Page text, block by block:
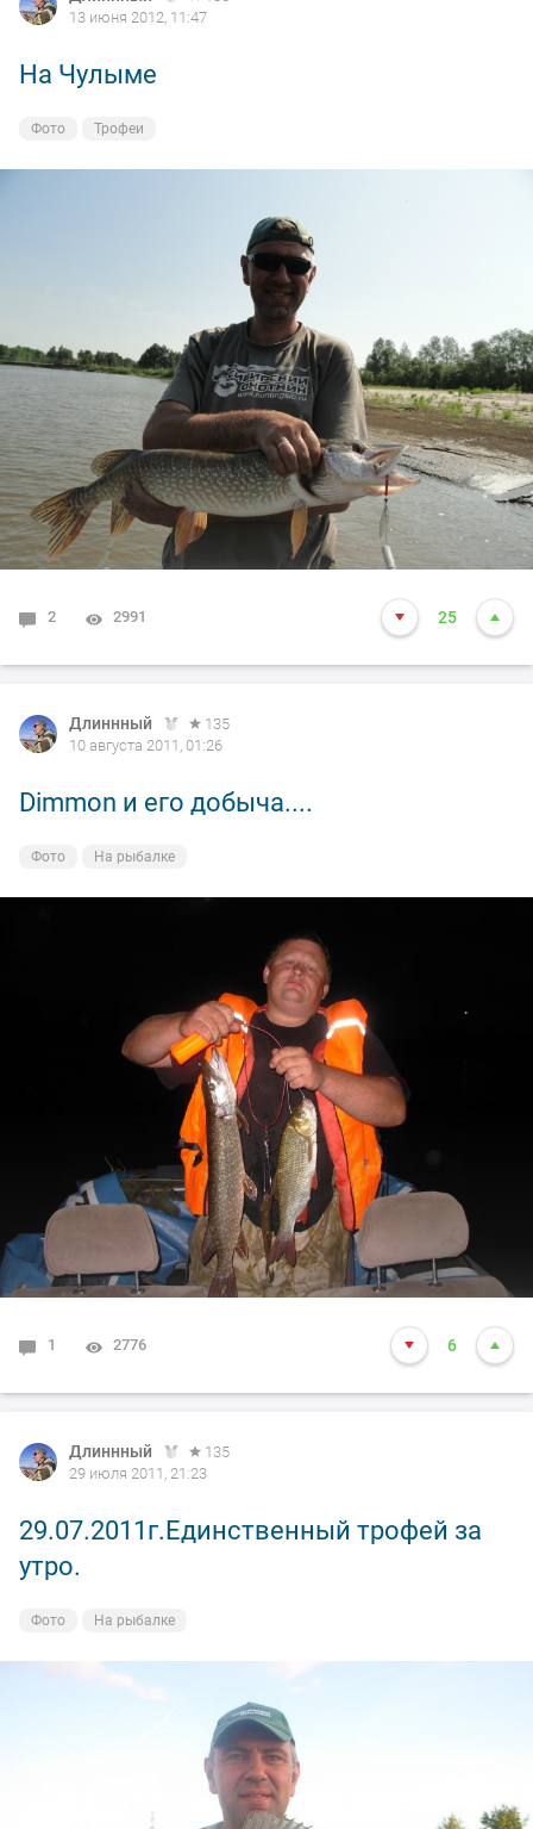
13 июня 2012, 11:47
На Чулыме
Фото Трофеи
2 2991 25
Длиннный
135
10 августа 2011, 01:26
Dimmon и его добыча....
Фото На рыбалке
1 2776 6
Длиннный
135
29 июля 2011, 21:23
29.07.2011г.Единственный трофей за
утро.
Фото На рыбалке